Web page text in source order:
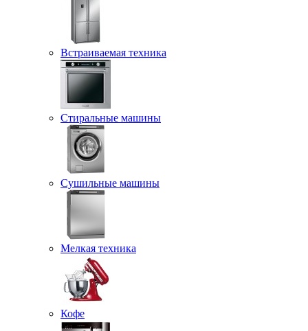
Встраиваемая техника
Стиральные машины
Сушильные машины
Мелкая техника
Кофе